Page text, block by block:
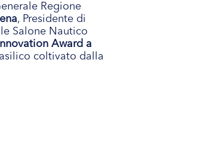
Regione
, Presidente di
Salone Nautico
Award a
coltivato dalla